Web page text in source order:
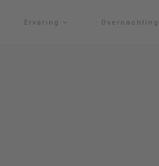
Ervaring Overnachting